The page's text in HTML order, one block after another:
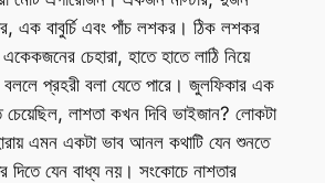
এক বাবুর্চি এবং পাঁচ লশকর। ঠিক লশকর
চেহারা, হাতে হাতে লাঠি নিয়ে
বললে প্রহরী বলা যেতে পারে। জুলফিকার এক
চেয়েছিল, লাশতা কখন দিবি ভাইজান? লোকটা
এমন একটা ভাব আনল কথাটি যেন শুনতে
দিতে যেন বাধ্য নয়। সংকোচে নাশতার